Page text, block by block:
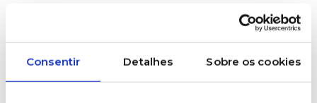
Consentir Detalhes Sobre os cookies
Over the years, he has taken on different
challenges related to quality 📋, logistics 🚚,